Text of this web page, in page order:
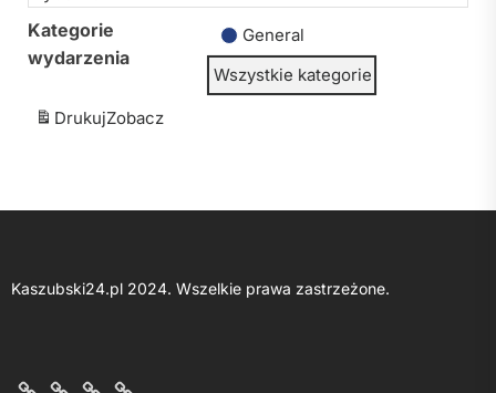
Kategorie
wydarzenia
General
Wszystkie kategorie
DrukujZobacz
Kaszubski24.pl 2024. Wszelkie prawa zastrzeżone.
O KontaktPolitykaRegulamin